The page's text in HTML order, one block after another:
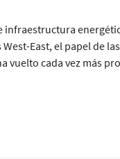
infraestructura
East, el papel de
vuelto cada vez más
núcleo y el equipo